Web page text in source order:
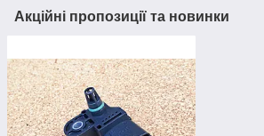
Акційні пропозиції та новинки